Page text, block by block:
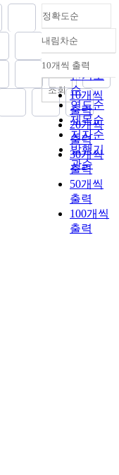
정확도순
정확도
순
인기도
순
연도순
제목순
저자순
발행기
관순
내림차순
내림차순
10개씩 출력
10개씩
출력
20개씩
출력
30개씩
출력
50개씩
출력
100개씩
출력
조회